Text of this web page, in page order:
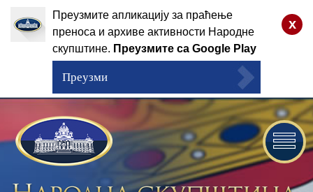
x
Преузмите апликацију за праћење
преноса и архиве активности Народне
скупштине. Преузмите са Google Play
Преузми